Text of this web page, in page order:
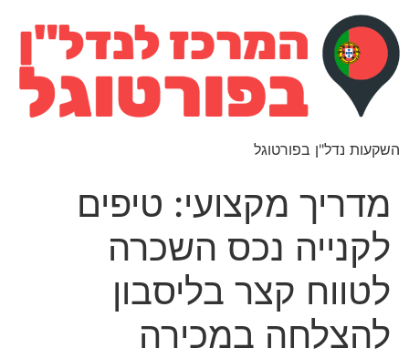
השקעות נדל"ן בפורטוגל
מדריך מקצועי: טיפים
לקנייה נכס השכרה
לטווח קצר בליסבון
להצלחה במכירה